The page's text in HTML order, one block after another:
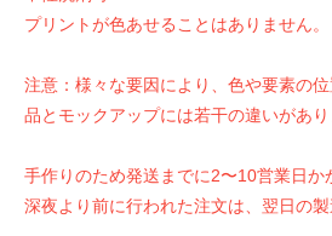
プリントが色あせることはありません。
注意：様々な要因により、色や要素の
品とモックアップには若干の違いがあり
手作りのため発送までに2〜10営業日か
深夜より前に行われた注文は、翌日の製